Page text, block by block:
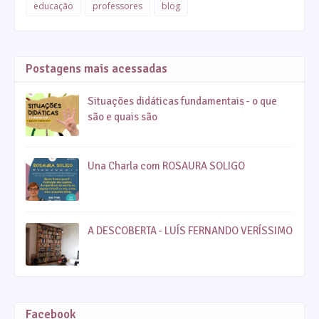
educação professores blog
Postagens mais acessadas
Situações didáticas fundamentais - o que
são e quais são
Una Charla com ROSAURA SOLIGO
A DESCOBERTA - LUÍS FERNANDO VERÍSSIMO
Facebook